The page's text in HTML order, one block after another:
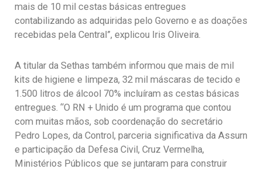
mais de 10 mil cestas básicas entregues
contabilizando as adquiridas pelo Governo e as doações
recebidas pela Central”, explicou Iris Oliveira.
A titular da Sethas também informou que mais de mil
kits de higiene e limpeza, 32 mil máscaras de tecido e
1.500 litros de álcool 70% incluíram as cestas básicas
entregues. “O RN + Unido é um programa que contou
com muitas mãos, sob coordenação do secretário
Pedro Lopes, da Control, parceria significativa da Assurn
e participação da Defesa Civil, Cruz Vermelha,
Ministérios Públicos que se juntaram para construir